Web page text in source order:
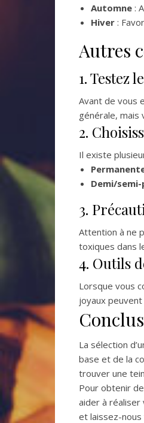
Automne :
Hiver :
Autres
1. Testez
Avant de vous
générale, mais
2.
Il existe
Demi/
3.
Attention à ne
toxiques dans
4. Outils
Lorsque vous
joyaux
La sélection
base et de la
trouver une
Pour obtenir
aider à
et laissez-